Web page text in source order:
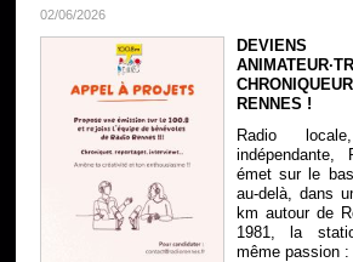
02/06/2026
DEVIENS
RENNES !
Radio
indépendante,
émet sur le
au-delà, dans
km autour de
1981, la
même passion